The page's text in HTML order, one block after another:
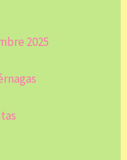
2025